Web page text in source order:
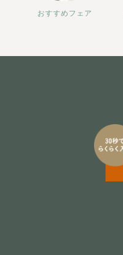
おすすめフェア